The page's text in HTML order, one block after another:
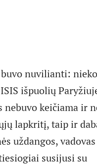
nuvilianti:
išpuolių
nebuvo keičiama ir
lapkritį, taip ir
uždangos, vadovas
susijusi su